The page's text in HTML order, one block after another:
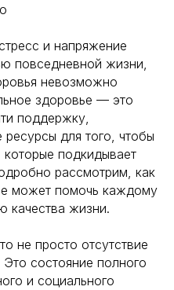
и напряжение
повседневной жизни,
невозможно
здоровье — это
поддержку,
для того, чтобы
которые подкидывает
рассмотрим, как
может помочь каждому
качества жизни.
не просто отсутствие
состояние полного
и социального